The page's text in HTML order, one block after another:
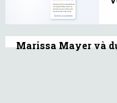
Marissa Mayer và